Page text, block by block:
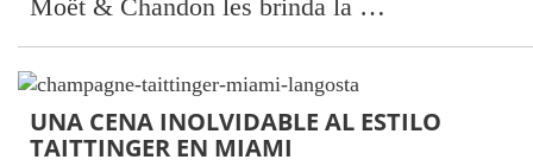
Moët & Chandon les brinda la …
UNA CENA INOLVIDABLE AL ESTILO
TAITTINGER EN MIAMI